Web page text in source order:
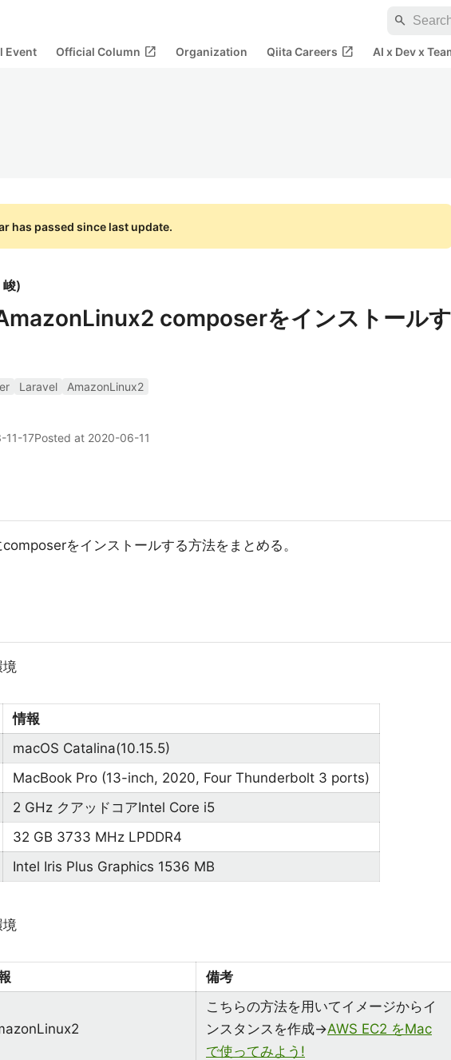
search
Event Official Column open_in_new Organization Qiita Careers open_in_new AI x Dev x
has passed since last update.
峻)
composerをインストールす
Laravel
AmazonLinux2
11-17Posted at 2020-06-11
をインストールする方法をまとめる。
境
情報
macOS Catalina(10.15.5)
MacBook Pro (13-inch, 2020, Four Thunderbolt 3 ports)
2 GHz クアッドコアIntel Core i5
32 GB 3733 MHz LPDDR4
Intel Iris Plus Graphics 1536 MB
境
備考
こちらの方法を用いてイメージからイ
ンスタンスを作成→AWS EC2 をMac
で使ってみよう!